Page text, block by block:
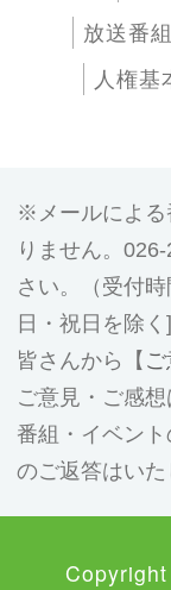
放送番
人権基
メールによ
りません。
さい。（受付
日・祝日を除く]
皆さんから【
ご意見・ご感
番組・イベン
のご返答はいた